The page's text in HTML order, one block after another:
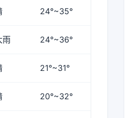
24°~35°
雨 24°~36°
21°~31°
20°~32°